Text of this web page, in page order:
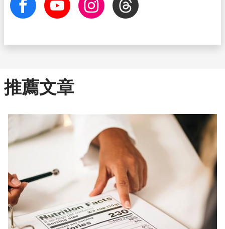
facebook Youtube InstagramThreads
推薦文章